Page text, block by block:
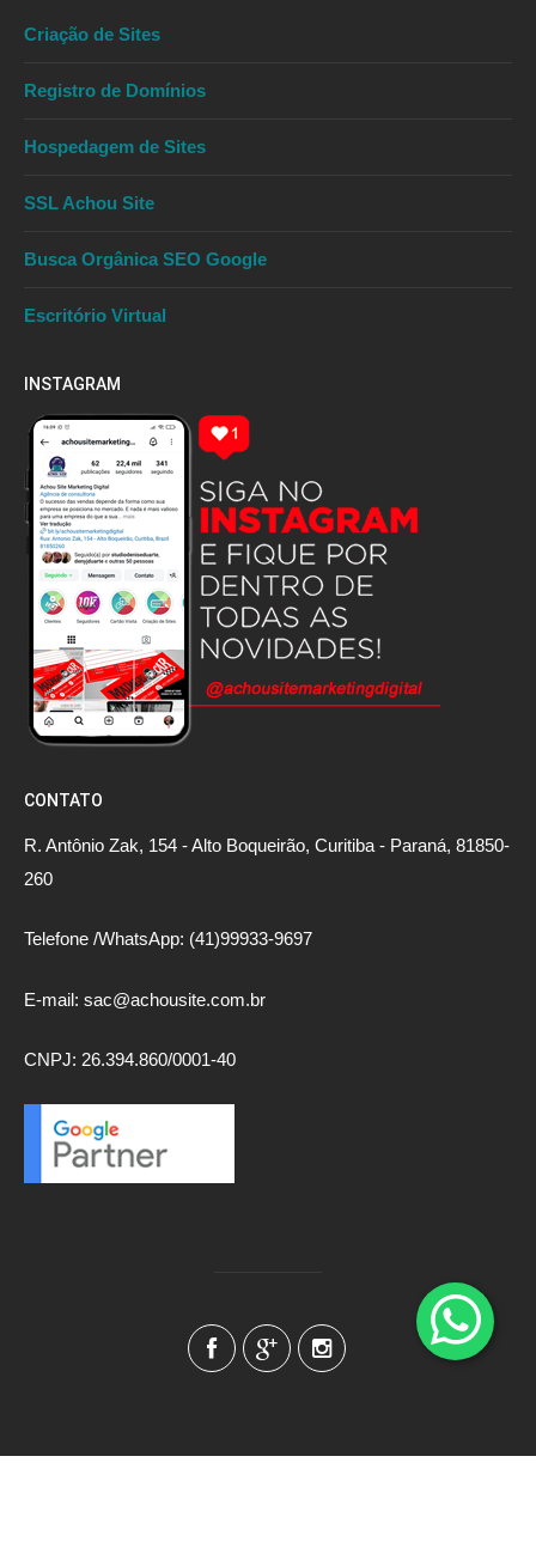
Criação de Sites
Registro de Domínios
Hospedagem de Sites
SSL Achou Site
Busca Orgânica SEO Google
Escritório Virtual
INSTAGRAM
CONTATO
R. Antônio Zak, 154 - Alto Boqueirão, Curitiba - Paraná, 81850-
260
Telefone /WhatsApp: (41)99933-9697
E-mail: sac@achousite.com.br
CNPJ: 26.394.860/0001-40